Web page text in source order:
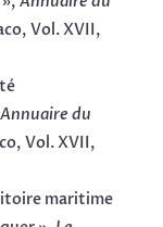
Vol. XVII,
Annuaire du
Vol. XVII,
maritime